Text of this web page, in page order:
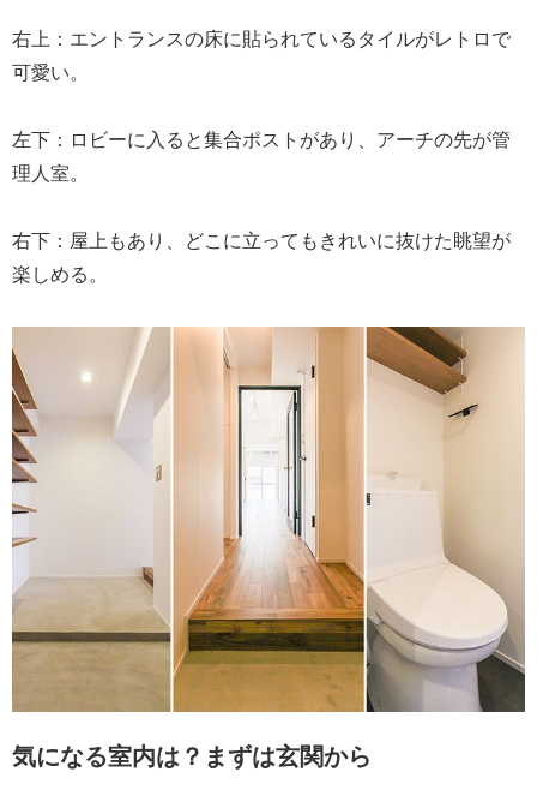
右上：エントランスの床に貼られているタイルがレトロで
可愛い。
左下：ロビーに入ると集合ポストがあり、アーチの先が管
理人室。
右下：屋上もあり、どこに立ってもきれいに抜けた眺望が
楽しめる。
気になる室内は？まずは玄関から